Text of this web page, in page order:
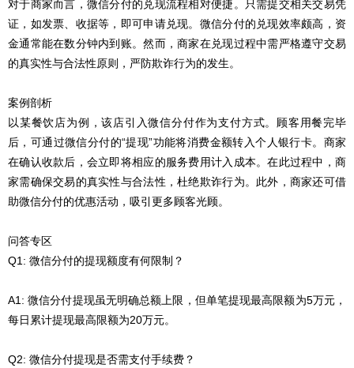
对于商家而言，微信分付的兑现流程相对便捷。只需提交相关交易凭
证，如发票、收据等，即可申请兑现。微信分付的兑现效率颇高，资
金通常能在数分钟内到账。然而，商家在兑现过程中需严格遵守交易
的真实性与合法性原则，严防欺诈行为的发生。
案例剖析
以某餐饮店为例，该店引入微信分付作为支付方式。顾客用餐完毕
后，可通过微信分付的“提现”功能将消费金额转入个人银行卡。商家
在确认收款后，会立即将相应的服务费用计入成本。在此过程中，商
家需确保交易的真实性与合法性，杜绝欺诈行为。此外，商家还可借
助微信分付的优惠活动，吸引更多顾客光顾。
问答专区
Q1: 微信分付的提现额度有何限制？
A1: 微信分付提现虽无明确总额上限，但单笔提现最高限额为5万元，
每日累计提现最高限额为20万元。
Q2: 微信分付提现是否需支付手续费？